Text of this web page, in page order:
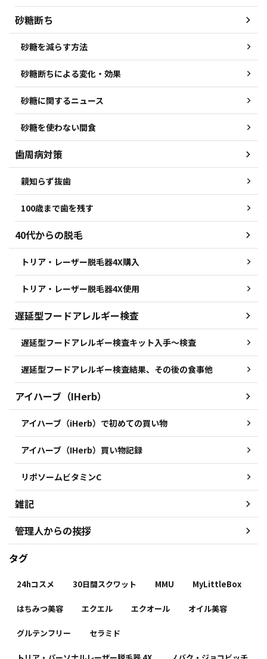
砂糖断ち
砂糖を減らす方法
砂糖断ちによる変化・効果
砂糖に関するニュース
砂糖を使わない間食
歯周病対策
親知らず抜歯
100歳まで歯を残す
40代からの脱毛
トリア・レーザー脱毛器4X購入
トリア・レーザー脱毛器4X使用
遅延型フードアレルギー検査
遅延型フードアレルギー検査キット入手～検査
遅延型フードアレルギー検査結果、その後の食事他
アイハーブ（IHerb）
アイハーブ（iHerb）で初めての買い物
アイハーブ（IHerb）買い物記録
リポソームビタミンC
雑記
管理人からの挨拶
タグ
24hコスメ 30日間スクワット MMU MyLittleBox
はちみつ美容 エクエル エクオール オイル美容
グルテンフリー セラミド